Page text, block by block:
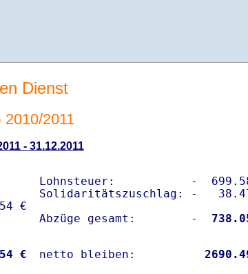
Dienst
2010/2011
- 31.12.2011
Lohnsteuer:           -
Solidaritätszuschlag: -
Abzüge gesamt:        -
€ netto bleiben: